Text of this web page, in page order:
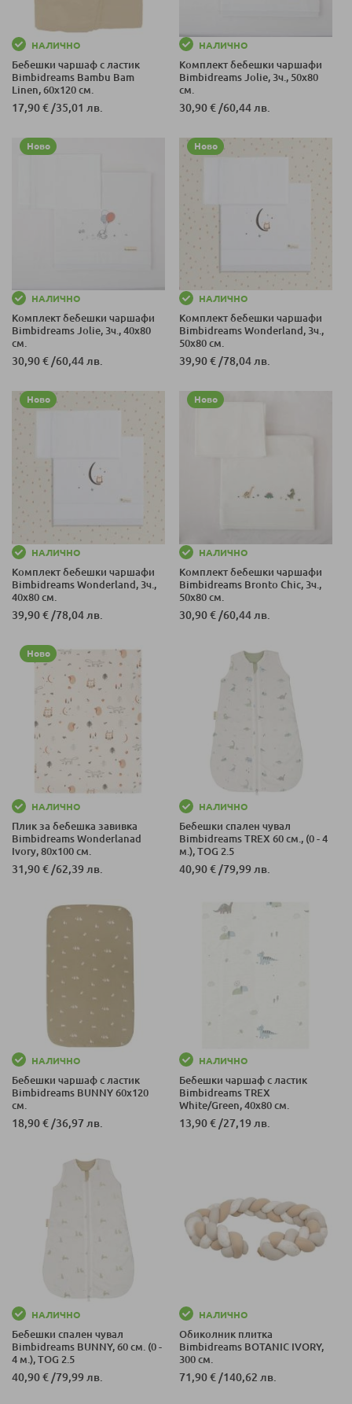
НАЛИЧНО
Бебешки чаршаф с ластик
Bimbidreams Bambu Bam
Linen, 60x120 см.
17,90 € /35,01 лв.
НАЛИЧНО
Комплект бебешки чаршафи
Bimbidreams Jolie, 3ч., 50x80
см.
30,90 € /60,44 лв.
Ново
НАЛИЧНО
Комплект бебешки чаршафи
Bimbidreams Jolie, 3ч., 40x80
см.
30,90 €/60,44 лв.
Ново
НАЛИЧНО
Комплект бебешки чаршафи
Bimbidreams Wonderland, 3ч.,
50x80 см.
39,90 €/78,04 лв.
Ново
НАЛИЧНО
Комплект бебешки чаршафи
Bimbidreams Wonderland, 3ч.,
40x80 см.
39,90 €/78,04 лв.
Ново
НАЛИЧНО
Комплект бебешки чаршафи
Bimbidreams Bronto Chic, 3ч.,
50x80 см.
30,90 €/60,44 лв.
Ново
НАЛИЧНО
Плик за бебешка завивка
Bimbidreams Wonderlanad
Ivory, 80x100 см.
31,90 € /62,39 лв.
НАЛИЧНО
Бебешки спален чувал
Bimbidreams TREX 60 см., (0 - 4
м.), TOG 2.5
40,90 € /79,99 лв.
НАЛИЧНО
Бебешки чаршаф с ластик
Bimbidreams BUNNY 60x120
см.
18,90 € /36,97 лв.
НАЛИЧНО
Бебешки чаршаф с ластик
Bimbidreams TREX
White/Green, 40x80 см.
13,90 € /27,19 лв.
НАЛИЧНО
Бебешки спален чувал
Bimbidreams BUNNY, 60 см. (0 -
4 м.), TOG 2.5
40,90 € /79,99 лв.
НАЛИЧНО
Обиколник плитка
Bimbidreams BOTANIC IVORY,
300 см.
71,90 € /140,62 лв.